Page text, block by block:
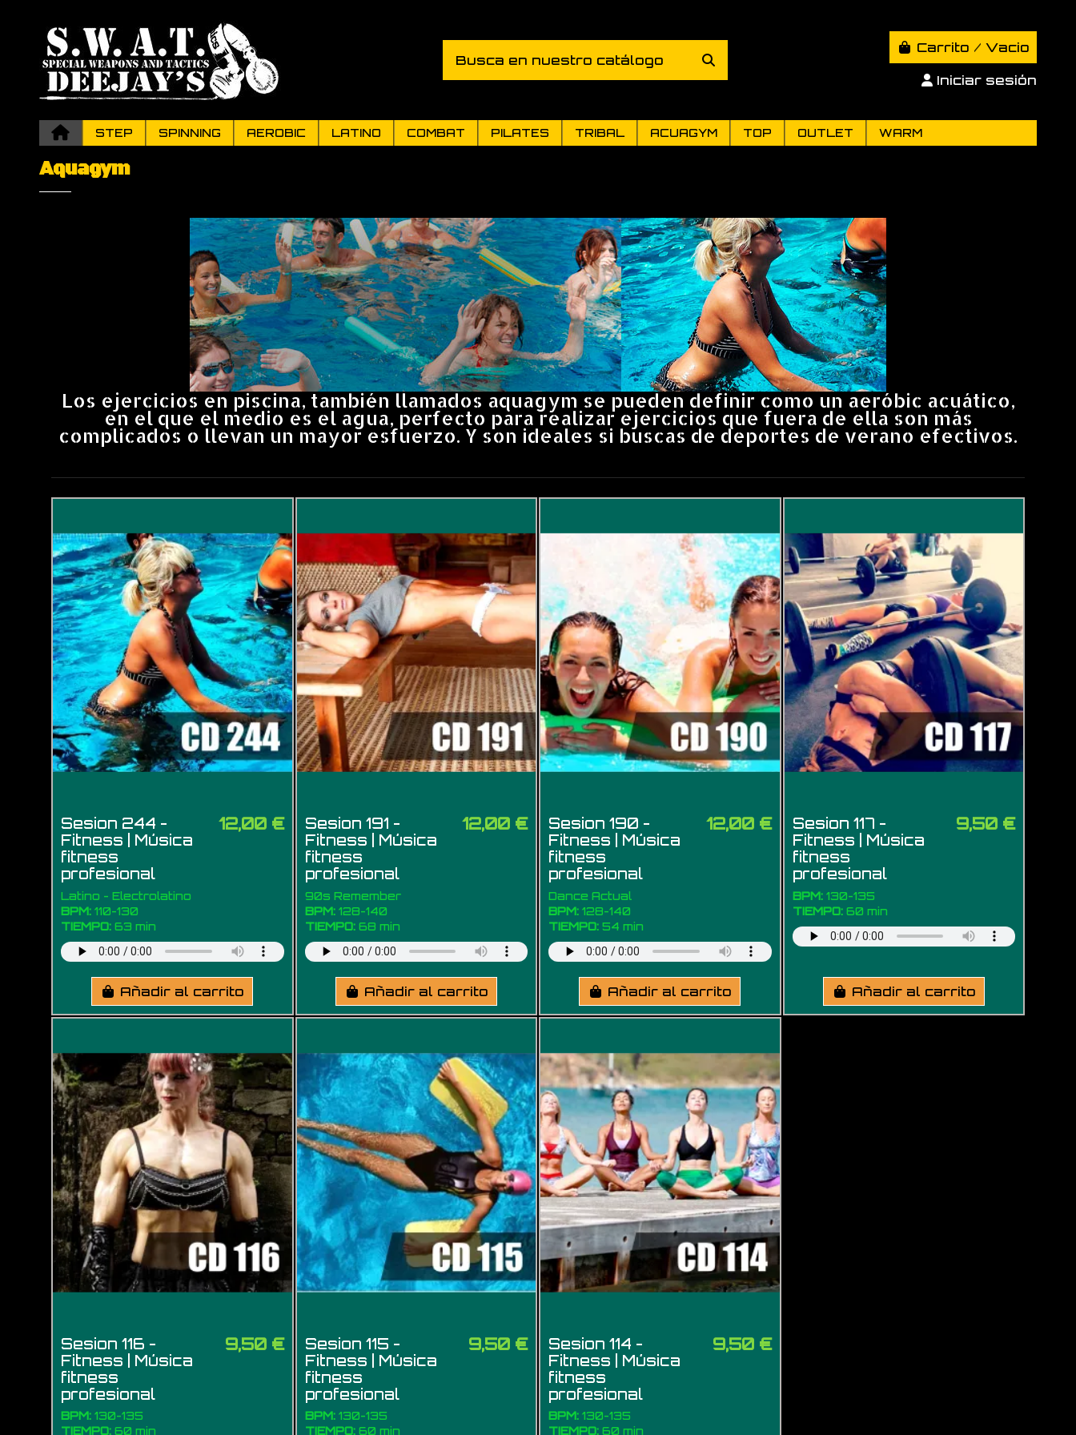
Carrito / Vacio
Iniciar sesión
STEP SPINNING AEROBIC LATINO COMBAT PILATES TRIBAL ACUAGYM TOP OUTLET WARM
Aquagym
Los ejercicios en piscina, también llamados aquagym se pueden definir como un aeróbic acuático,
en el que el medio es el agua, perfecto para realizar ejercicios que fuera de ella son más
complicados o llevan un mayor esfuerzo. Y son ideales si buscas de deportes de verano efectivos.
Sesion 244 -
Fitness | Música
fitness
profesional
Latino - Electrolatino
BPM: 110-130
TIEMPO: 63 min
12,00 €
Añadir al carrito
Sesion 191 -
Fitness | Música
fitness
profesional
90s Remember
BPM:128-140
TIEMPO:68 min
12,00 €
Añadir al carrito
Sesion 190 -
Fitness | Música
fitness
profesional
Dance Actual
BPM: 128-140
TIEMPO: 54 min
12,00 €
Añadir al carrito
Sesion 117 -
Fitness | Música
fitness
profesional
BPM:130-135
TIEMPO:60 min
9,50 €
Añadir al carrito
Sesion 116 -
Fitness | Música
fitness
profesional
BPM: 130-135
TIEMPO: 60 min
9,50 €
Sesion 115 -
Fitness | Música
fitness
profesional
BPM:130-135
TIEMPO:60 min
9,50 €
Sesion 114 -
Fitness | Música
fitness
profesional
BPM: 130-135
TIEMPO: 60 min
9,50 €